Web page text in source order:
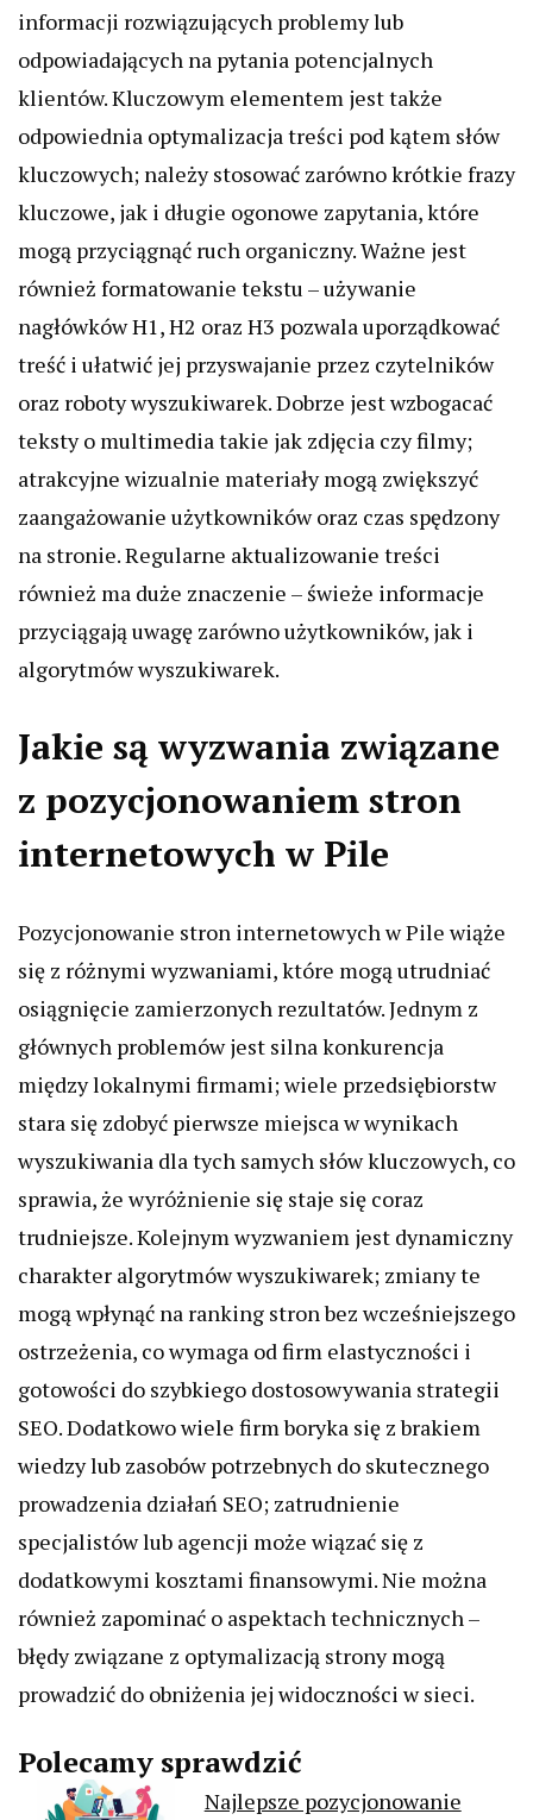
informacji rozwiązujących problemy lub
odpowiadających na pytania potencjalnych
klientów. Kluczowym elementem jest także
odpowiednia optymalizacja treści pod kątem słów
kluczowych; należy stosować zarówno krótkie frazy
kluczowe, jak i długie ogonowe zapytania, które
mogą przyciągnąć ruch organiczny. Ważne jest
również formatowanie tekstu – używanie
nagłówków H1, H2 oraz H3 pozwala uporządkować
treść i ułatwić jej przyswajanie przez czytelników
oraz roboty wyszukiwarek. Dobrze jest wzbogacać
teksty o multimedia takie jak zdjęcia czy filmy;
atrakcyjne wizualnie materiały mogą zwiększyć
zaangażowanie użytkowników oraz czas spędzony
na stronie. Regularne aktualizowanie treści
również ma duże znaczenie – świeże informacje
przyciągają uwagę zarówno użytkowników, jak i
algorytmów wyszukiwarek.
Jakie są wyzwania związane
z pozycjonowaniem stron
internetowych w Pile
Pozycjonowanie stron internetowych w Pile wiąże
się z różnymi wyzwaniami, które mogą utrudniać
osiągnięcie zamierzonych rezultatów. Jednym z
głównych problemów jest silna konkurencja
między lokalnymi firmami; wiele przedsiębiorstw
stara się zdobyć pierwsze miejsca w wynikach
wyszukiwania dla tych samych słów kluczowych, co
sprawia, że wyróżnienie się staje się coraz
trudniejsze. Kolejnym wyzwaniem jest dynamiczny
charakter algorytmów wyszukiwarek; zmiany te
mogą wpłynąć na ranking stron bez wcześniejszego
ostrzeżenia, co wymaga od firm elastyczności i
gotowości do szybkiego dostosowywania strategii
SEO. Dodatkowo wiele firm boryka się z brakiem
wiedzy lub zasobów potrzebnych do skutecznego
prowadzenia działań SEO; zatrudnienie
specjalistów lub agencji może wiązać się z
dodatkowymi kosztami finansowymi. Nie można
również zapominać o aspektach technicznych –
błędy związane z optymalizacją strony mogą
prowadzić do obniżenia jej widoczności w sieci.
Polecamy sprawdzić
Najlepsze pozycjonowanie